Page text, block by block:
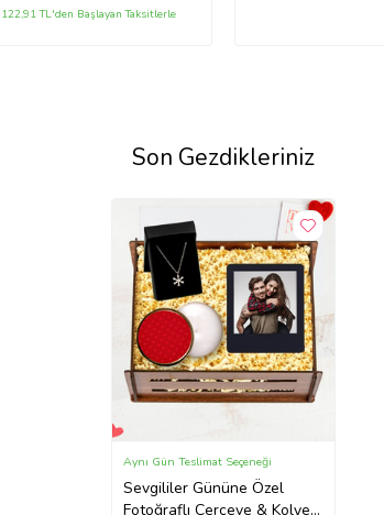
122,91 TL'den Başlayan Taksitlerle
Son Gezdikleriniz
Sevgililer Gününe Özel
Fotoğraflı Çerçeve & Kolye
Aynı Gün Teslimat Seçeneği